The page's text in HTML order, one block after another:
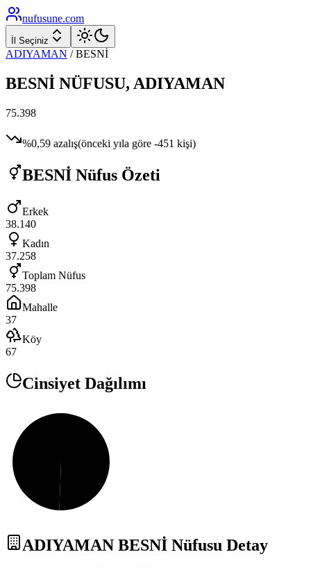
nufusune.com
İl Seçiniz
ADIYAMAN /BESNİ
BESNİ NÜFUSU, ADIYAMAN
75.398
%0,59 azalış(önceki yıla göre -451 kişi)
BESNİ Nüfus Özeti
Erkek
38.140
Kadın
37.258
Toplam Nüfus
75.398
Mahalle
37
Köy
67
Cinsiyet Dağılımı
ADIYAMAN BESNİ Nüfusu Detay